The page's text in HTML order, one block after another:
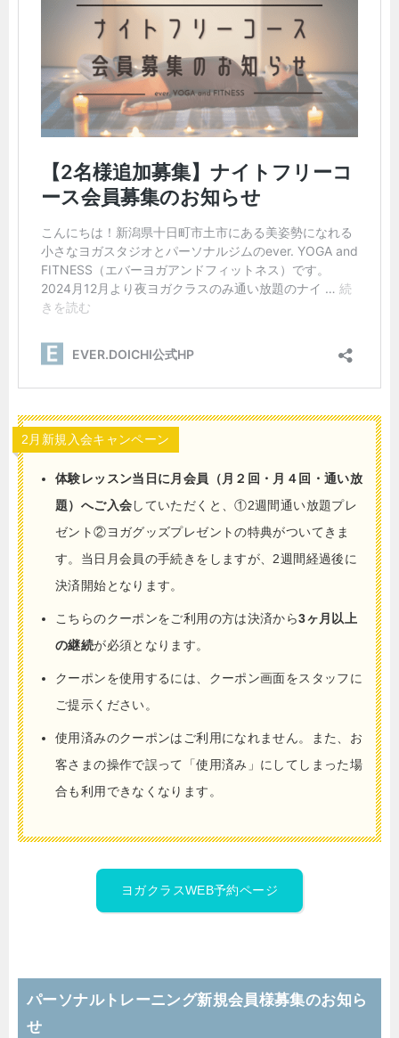
2月新規入会キャンペーン
体験レッスン当日に月会員（月２回・月４回・通い放
題）へご入会していただくと、①2週間通い放題プレ
ゼント②ヨガグッズプレゼントの特典がついてきま
す。当日月会員の手続きをしますが、2週間経過後に
決済開始となります。
こちらのクーポンをご利用の方は決済から3ヶ月以上
の継続が必須となります。
クーポンを使用するには、クーポン画面をスタッフに
ご提示ください。
使用済みのクーポンはご利用になれません。また、お
客さまの操作で誤って「使用済み」にしてしまった場
合も利用できなくなります。
ヨガクラスWEB予約ページ
パーソナルトレーニング新規会員様募集のお知ら
せ